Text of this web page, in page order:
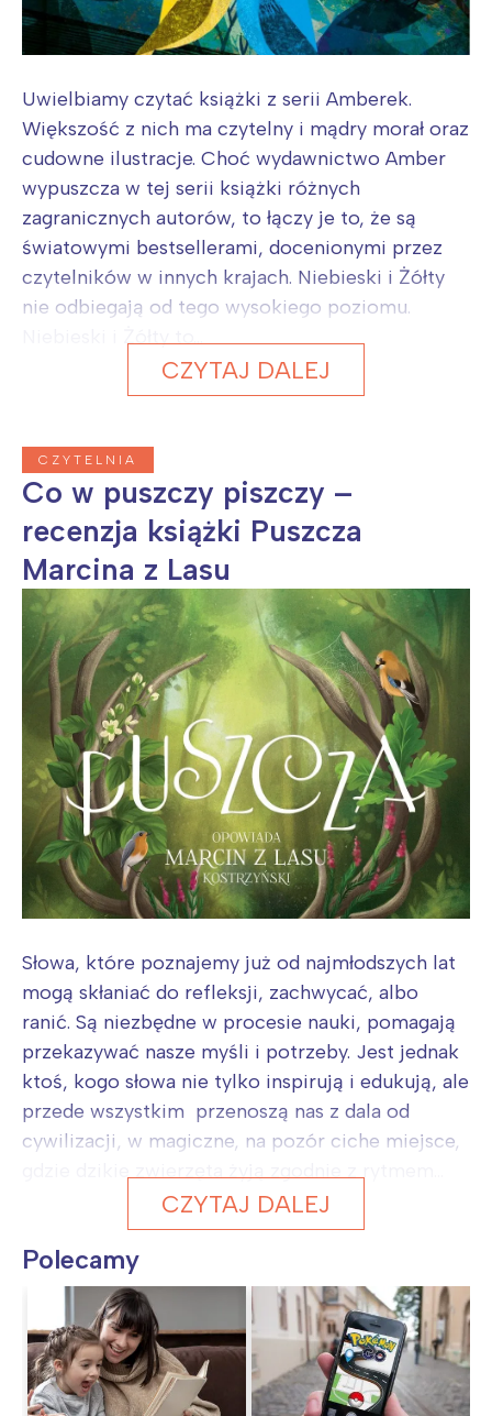
Uwielbiamy czytać książki z serii Amberek.
Większość z nich ma czytelny i mądry morał oraz
cudowne ilustracje. Choć wydawnictwo Amber
wypuszcza w tej serii książki różnych
zagranicznych autorów, to łączy je to, że są
światowymi bestsellerami, docenionymi przez
czytelników w innych krajach. Niebieski i Żółty
nie odbiegają od tego wysokiego poziomu.
CZYTAJ DALEJ
CZYTELNIA
Co w puszczy piszczy –
recenzja książki Puszcza
Marcina z Lasu
Słowa, które poznajemy już od najmłodszych lat
mogą skłaniać do refleksji, zachwycać, albo
ranić. Są niezbędne w procesie nauki, pomagają
przekazywać nasze myśli i potrzeby. Jest jednak
ktoś, kogo słowa nie tylko inspirują i edukują, ale
przede wszystkim przenoszą nas z dala od
cywilizacji, w magiczne, na pozór ciche miejsce,
CZYTAJ DALEJ
Polecamy